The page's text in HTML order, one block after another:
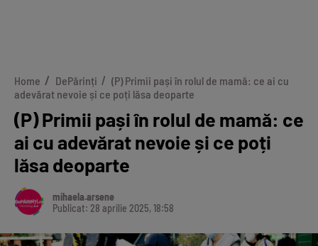
Home DePărinți
(P) Primii pași în rolul de mamă: ce ai cu
adevărat nevoie și ce poți lăsa deoparte
(P) Primii pași în rolul de mamă: ce
ai cu adevărat nevoie și ce poți
lăsa deoparte
mihaela.arsene
Publicat: 28 aprilie 2025, 18:58